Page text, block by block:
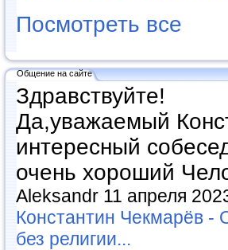
Посмотреть все
Общение на сайте
Здравствуйте!
Да,уважаемый
интересный
очень хороший
Aleksandr 11 апреля
Константин Чекмарёв -
без религии...